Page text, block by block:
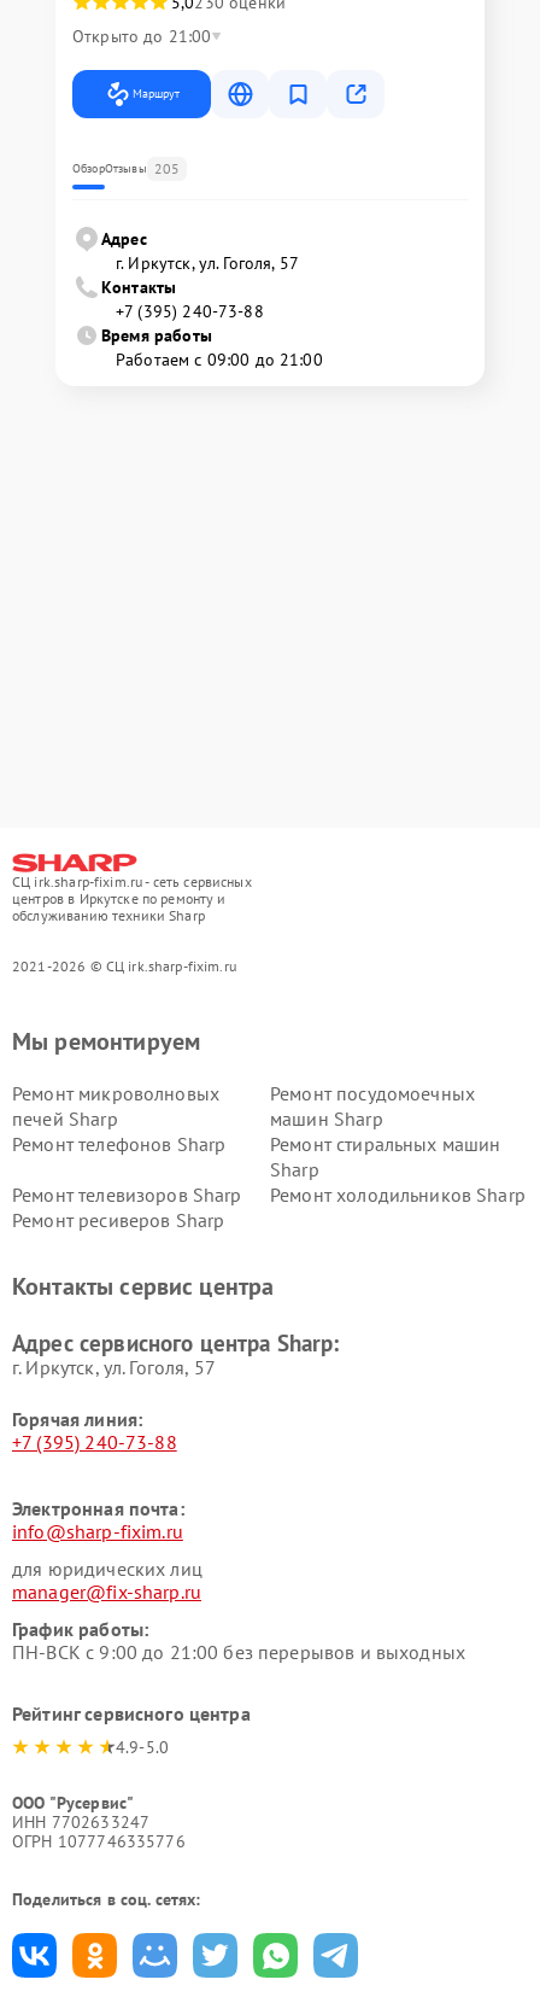
Открыто до 21:00
Маршрут
ОбзорОтзывы 205
Адрес
г. Иркутск, ул. ​Гоголя, 57
Контакты
+7 (395) 240-73-88
Время работы
Работаем с 09:00 до 21:00
СЦ irk.sharp-fixim.ru - сеть сервисных
центров в Иркутске по ремонту и
обслуживанию техники Sharp
2021-2026 © СЦ irk.sharp-fixim.ru
Мы ремонтируем
Ремонт микроволновых
печей Sharp
Ремонт посудомоечных
машин Sharp
Ремонт телефонов Sharp
Ремонт стиральных машин
Sharp
Ремонт телевизоров Sharp
Ремонт холодильников Sharp
Ремонт ресиверов Sharp
Контакты сервис центра
Адрес сервисного центра Sharp:
г. Иркутск, ул. ​Гоголя, 57
Горячая линия:
+7 (395) 240-73-88
Электронная почта:
info@sharp-fixim.ru
для юридических лиц
manager@fix-sharp.ru
График работы:
ПН-ВСК с 9:00 до 21:00 без перерывов и выходных
Рейтинг сервисного центра
4.9-5.0
ООО "Русервис"
ИНН 7702633247
ОГРН 1077746335776
Поделиться в соц. сетях: